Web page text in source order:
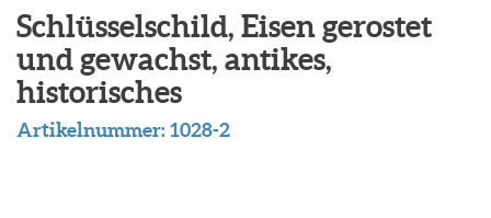
Schlüsselschild, Eisen gerostet
und gewachst, antikes,
historisches
Artikelnummer:1028-2